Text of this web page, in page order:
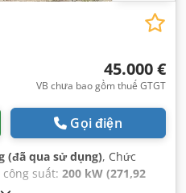
45.000 €
VB chưa bao gồm thuế GTGT
Gọi điện
(đã qua sử dụng), Chức
công suất: 200 kW (271,92